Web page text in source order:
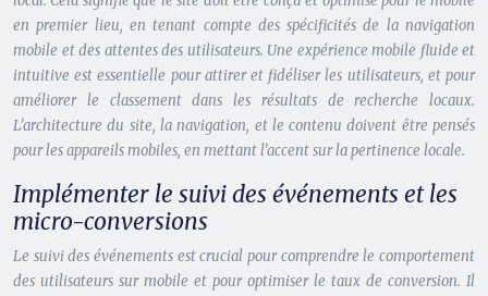
en premier lieu, en tenant compte des spécificités de la navigation
mobile et des attentes des utilisateurs. Une expérience mobile fluide et
intuitive est essentielle pour attirer et fidéliser les utilisateurs, et pour
améliorer le classement dans les résultats de recherche locaux.
L’architecture du site, la navigation, et le contenu doivent être pensés
pour les appareils mobiles, en mettant l’accent sur la pertinence locale.
Implémenter le suivi des événements et les
micro-conversions
Le suivi des événements est crucial pour comprendre le comportement
des utilisateurs sur mobile et pour optimiser le taux de conversion. Il